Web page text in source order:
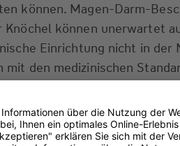
können. Magen-Darm-
können unerwartet
Einrichtung nicht in der
den medizinischen
kostenlosen Reise-